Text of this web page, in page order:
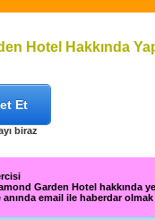
Hotel Hakkında
Et
biraz
Garden Hotel hakkında
email ile haberdar